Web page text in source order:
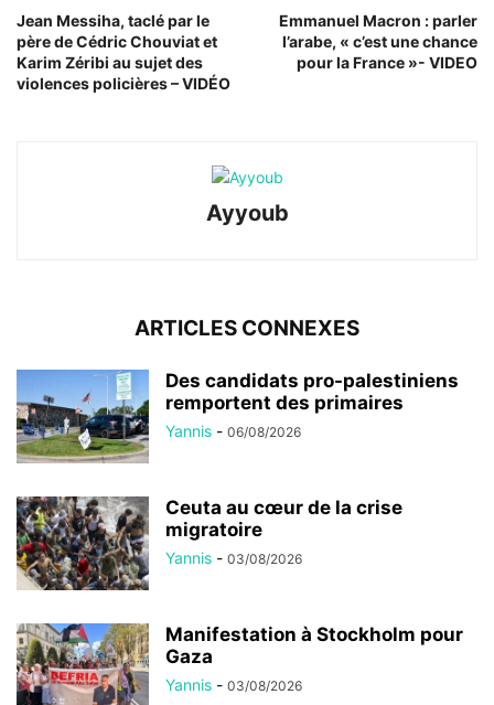
Jean Messiha, taclé par le
père de Cédric Chouviat et
Karim Zéribi au sujet des
violences policières – VIDÉO
Emmanuel Macron : parler
l’arabe, « c’est une chance
pour la France »- VIDEO
Ayyoub
ARTICLES CONNEXES
Des candidats pro-palestiniens
remportent des primaires
Yannis - 06/08/2026
Ceuta au cœur de la crise
migratoire
Yannis - 03/08/2026
Manifestation à Stockholm pour
Gaza
Yannis - 03/08/2026